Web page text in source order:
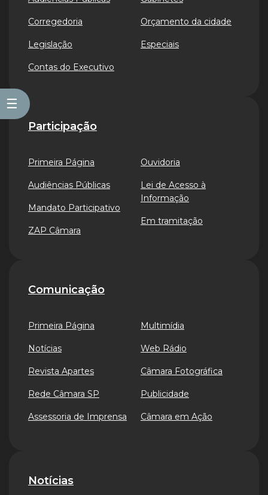
☰
Corregedoria
Legislação
Contas do Executivo
Orçamento da cidade
Especiais
Participação
Primeira Página
Audiências Públicas
Mandato Participativo
ZAP Câmara
Ouvidoria
Lei de Acesso à
Informação
Em tramitação
Comunicação
Primeira Página
Notícias
Revista Apartes
Rede Câmara SP
Assessoria de Imprensa
Multimídia
Web Rádio
Câmara Fotográfica
Publicidade
Câmara em Ação
Notícias